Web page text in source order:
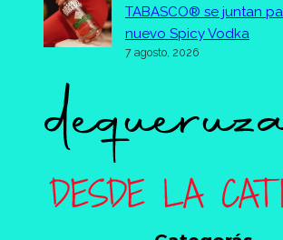
TABASCO® se juntan
nuevo Spicy Vodka
7 agosto, 2026